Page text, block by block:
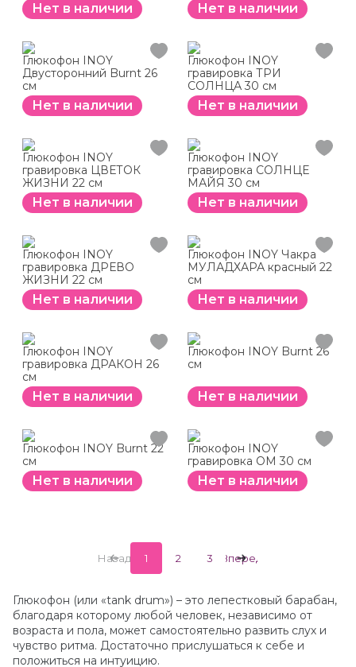
Нет в наличии Нет в наличии
Глюкофон INOY
Двусторонний Burnt 26
см
Нет в наличии
Глюкофон INOY
гравировка ТРИ
СОЛНЦА 30 см
Нет в наличии
Глюкофон INOY
гравировка ЦВЕТОК
ЖИЗНИ 22 см
Нет в наличии
Глюкофон INOY
гравировка СОЛНЦЕ
МАЙЯ 30 см
Нет в наличии
Глюкофон INOY
гравировка ДРЕВО
ЖИЗНИ 22 см
Нет в наличии
Глюкофон INOY Чакра
МУЛАДХАРА красный 22
см
Нет в наличии
Глюкофон INOY
гравировка ДРАКОН 26
см
Нет в наличии
Глюкофон INOY Burnt 26
см
Нет в наличии
Глюкофон INOY Burnt 22
см
Нет в наличии
Глюкофон INOY
гравировка ОМ 30 см
Нет в наличии
Назад 1 2 3 Вперед
Глюкофон (или «tank drum») – это лепестковый барабан,
благодаря которому любой человек, независимо от
возраста и пола, может самостоятельно развить слух и
чувство ритма. Достаточно прислушаться к себе и
положиться на интуицию.